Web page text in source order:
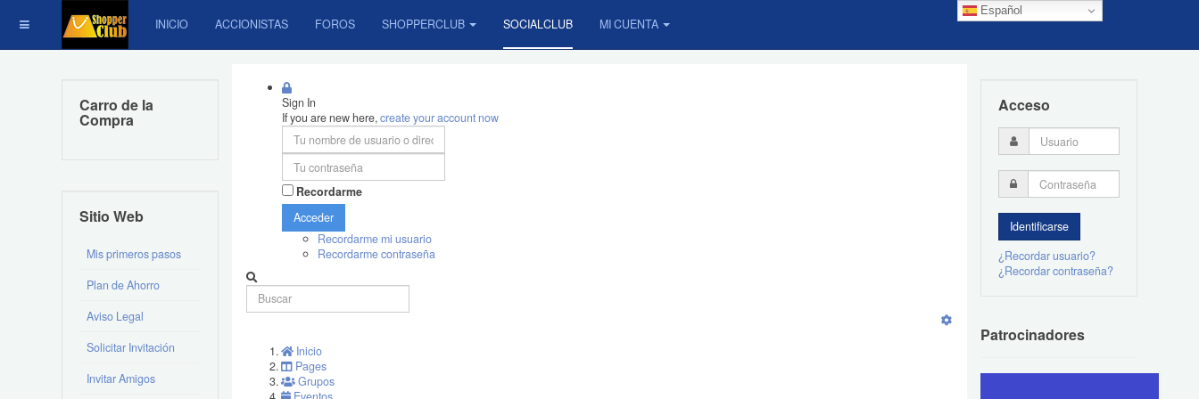
Español
INICIO ACCIONISTAS FOROS SHOPPERCLUB SOCIALCLUB MI CUENTA
Sign In
If you are new here,create your account now
Recordarme
Acceder
Recordarme mi usuario
Recordarme contraseña
Inicio
Pages
Grupos
Carro de la
Compra
Sitio Web
Mis primeros pasos
Plan de Ahorro
Aviso Legal
Solicitar Invitación
Invitar Amigos
Acceso
¿Recordar usuario?
¿Recordar contraseña?
Patrocinadores